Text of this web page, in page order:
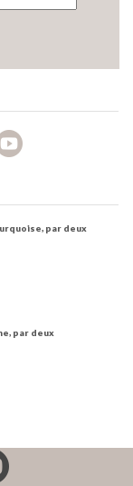
par deux
par deux